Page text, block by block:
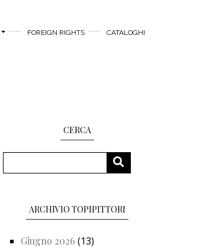
FOREIGN RIGHTS CATALOGHI
CERCA
CERCA
ARCHIVIO TOPIPITTORI
Giugno 2026 (13)